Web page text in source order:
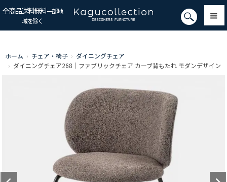
全商品送料無料一部地
域を除く
ホーム › チェア・椅子 › ダイニングチェア
› ダイニングチェア268｜ファブリックチェア カーブ背もたれ モダンデザイン